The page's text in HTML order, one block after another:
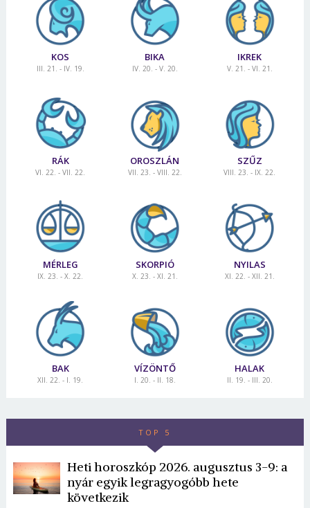
KOS
III. 21. - IV. 19.
BIKA
IV. 20. - V. 20.
IKREK
V. 21. - VI. 21.
RÁK
VI. 22. - VII. 22.
OROSZLÁN
VII. 23. - VIII. 22.
SZŰZ
VIII. 23. - IX. 22.
MÉRLEG
IX. 23. - X. 22.
SKORPIÓ
X. 23. - XI. 21.
NYILAS
XI. 22. - XII. 21.
BAK
XII. 22. - I. 19.
VÍZÖNTŐ
I. 20. - II. 18.
HALAK
II. 19. - III. 20.
TOP 5
Heti horoszkóp 2026. augusztus 3-9: a
nyár egyik legragyogóbb hete
következik